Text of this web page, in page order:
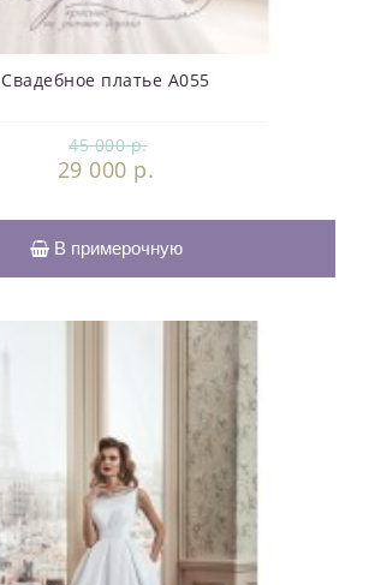
Свадебное платье А055
45 000 р.
29 000 р.
В примерочную